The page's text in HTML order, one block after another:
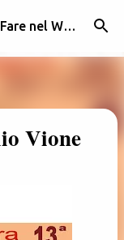
Eventi e Sagre Lombardia: Cosa Fare nel Weekend | Weekendidea
Vione